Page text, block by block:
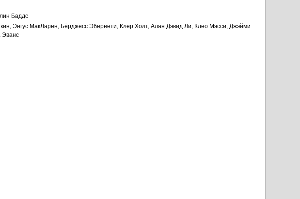
Баддс
Энгус МакЛарен, Бёрджесс Эбернети, Клер Холт, Алан Дэвид Ли, Клео Мэсси, Джэйми
Эванс